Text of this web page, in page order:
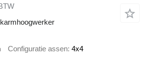
Configuratie assen 4x4